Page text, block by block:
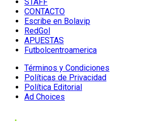
CONTACTO
Escribe en Bolavip
RedGol
APUESTAS
Futbolcentroamerica
Términos y Condiciones
Políticas de Privacidad
Política Editorial
Ad Choices